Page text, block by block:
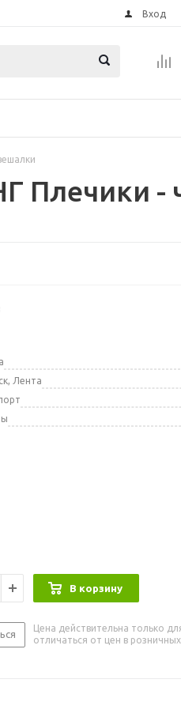
Вход
Плечики -
Лента
В корзину
Цена действительна только
отличаться от цен в